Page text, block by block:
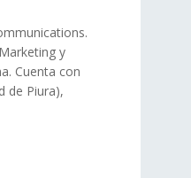
y
Cuenta con
de Piura),